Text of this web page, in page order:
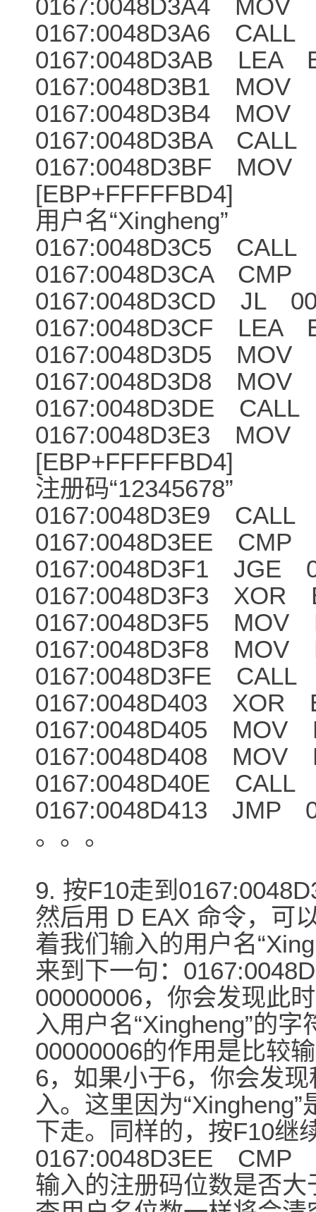
0167:0048D3A4 MOV
0167:0048D3A6 CALL
0167:0048D3AB LEA
0167:0048D3B1 MOV
0167:0048D3B4 MOV
0167:0048D3BA CALL
0167:0048D3BF MOV
[EBP+FFFFFBD4]
用户名“Xingheng”
0167:0048D3C5 CALL
0167:0048D3CA CMP
0167:0048D3CD JL
0167:0048D3CF LEA
0167:0048D3D5 MOV
0167:0048D3D8 MOV
0167:0048D3DE CALL
0167:0048D3E3 MOV
[EBP+FFFFFBD4]
注册码“12345678”
0167:0048D3E9 CALL
0167:0048D3EE CMP
0167:0048D3F1 JGE
0167:0048D3F3 XOR
0167:0048D3F5 MOV
0167:0048D3F8 MOV
0167:0048D3FE CALL
0167:0048D403 XOR
0167:0048D405 MOV
0167:0048D408 MOV
0167:0048D40E CALL
0167:0048D413 JMP
。。。
9. 按F10走到
然后用 D EAX 命令，可
着我们输入的用户名
来到下一句：
00000006，你会发现此
入用户名“Xingheng”的
00000006的作用是比较
6，如果小于6，你会发
入。这里因为
下走。同样的，按F10继
0167:0048D3EE CMP
输入的注册码位数是否